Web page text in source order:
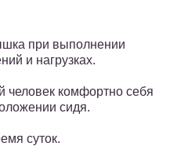
при выполнении
и нагрузках.
человек комфортно себя
сидя.
суток.